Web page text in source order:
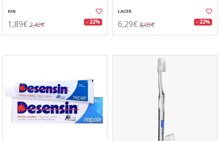
KIN
1,89€ 2,42€ - 22%
LACER
6,29€ 8,05€ - 22%